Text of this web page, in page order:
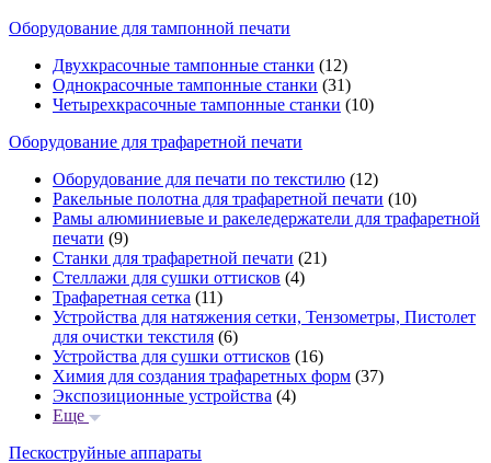
Оборудование для тампонной печати
Двухкрасочные тампонные станки (12)
Однокрасочные тампонные станки (31)
Четырехкрасочные тампонные станки (10)
Оборудование для трафаретной печати
Оборудование для печати по текстилю (12)
Ракельные полотна для трафаретной печати (10)
Рамы алюминиевые и ракеледержатели для трафаретной
печати (9)
Станки для трафаретной печати (21)
Стеллажи для сушки оттисков (4)
Трафаретная сетка (11)
Устройства для натяжения сетки, Тензометры, Пистолет
для очистки текстиля (6)
Устройства для сушки оттисков (16)
Химия для создания трафаретных форм (37)
Экспозиционные устройства (4)
Еще
Пескоструйные аппараты